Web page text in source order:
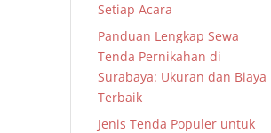
Setiap Acara
Panduan Lengkap Sewa
Tenda Pernikahan di
Surabaya: Ukuran dan Biaya
Terbaik
Jenis Tenda Populer untuk